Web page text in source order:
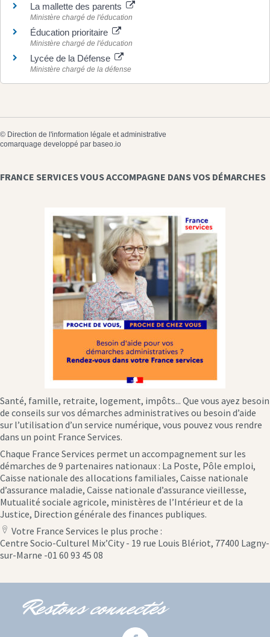
La mallette des parents
Ministère chargé de l'éducation
Éducation prioritaire
Ministère chargé de l'éducation
Lycée de la Défense
Ministère chargé de la défense
© Direction de l'information légale et administrative
comarquage developpé par baseo.io
FRANCE SERVICES VOUS ACCOMPAGNE DANS VOS DÉMARCHES
Santé, famille, retraite, logement, impôts... Que vous ayez besoin
de conseils sur vos démarches administratives ou besoin d’aide
sur l’utilisation d’un service numérique, vous pouvez vous rendre
dans un point France Services.
Chaque France Services permet un accompagnement sur les
démarches de 9 partenaires nationaux : La Poste, Pôle emploi,
Caisse nationale des allocations familiales, Caisse nationale
d’assurance maladie, Caisse nationale d’assurance vieillesse,
Mutualité sociale agricole, ministères de l’Intérieur et de la
Justice, Direction générale des finances publiques.
location
icon
Votre France Services le plus proche :
Centre Socio-Culturel Mix’City - 19 rue Louis Blériot, 77400 Lagny-
sur-Marne -01 60 93 45 08
Restons connectés